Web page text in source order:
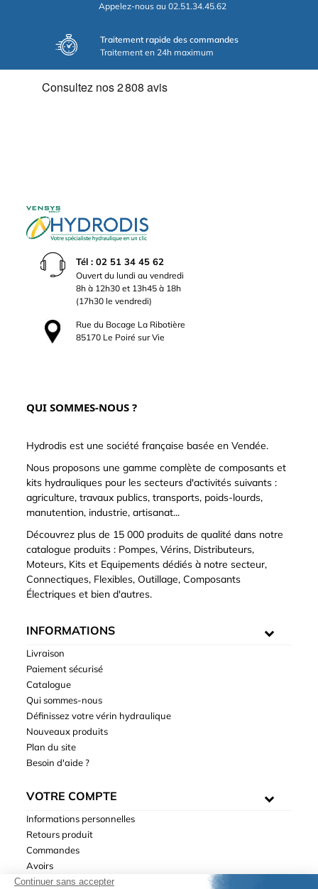
Appelez-nous au 02.51.34.45.62
Traitement rapide des commandes
Traitement en 24h maximum
Tél : 02 51 34 45 62
Ouvert du lundi au vendredi
8h à 12h30 et 13h45 à 18h
(17h30 le vendredi)
Rue du Bocage La Ribotière
85170 Le Poiré sur Vie
QUI SOMMES-NOUS ?
Hydrodis est une société française basée en Vendée.
Nous proposons une gamme complète de composants et
kits hydrauliques pour les secteurs d'activités suivants :
agriculture, travaux publics, transports, poids-lourds,
manutention, industrie, artisanat...
Découvrez plus de 15 000 produits de qualité dans notre
catalogue produits : Pompes, Vérins, Distributeurs,
Moteurs, Kits et Equipements dédiés à notre secteur,
Connectiques, Flexibles, Outillage, Composants
Électriques et bien d'autres.
INFORMATIONS
Livraison
Paiement sécurisé
Catalogue
Qui sommes-nous
Définissez votre vérin hydraulique
Nouveaux produits
Plan du site
Besoin d'aide ?
VOTRE COMPTE
Informations personnelles
Retours produit
Commandes
Avoirs
Adresses